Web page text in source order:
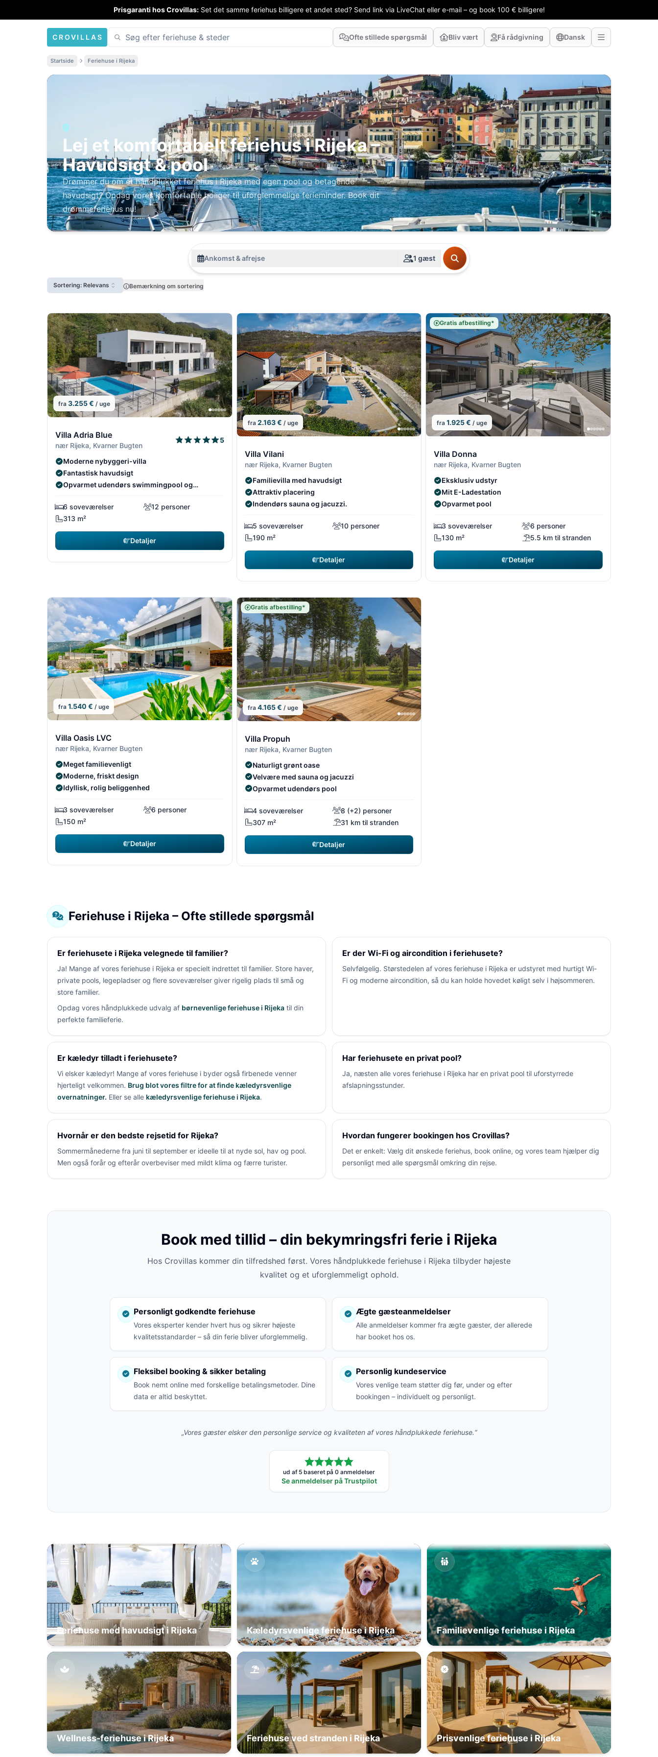
Prisgaranti hos Crovillas: Set det samme feriehus billigere et andet sted? Send link via LiveChat eller e-mail – og book 100 € billigere!
CROVILLAS Ofte stillede spørgsmål Bliv vært Få rådgivning Dansk
Startside Feriehuse i Rijeka
Lej et komfortabelt feriehus i Rijeka –
Havudsigt & pool
Drømmer du om et håndplukket feriehus i Rijeka med egen pool og betagende
havudsigt? Opdag vores komfortable boliger til uforglemmelige ferieminder. Book dit
drømmeferiehus nu!
Ankomst & afrejse 1 gæst
Sortering: Relevans Bemærkning om sortering
1/5 1/5 1/5
fra 3.255 € / uge
Villa Adria Blue
nær Rijeka, Kvarner Bugten
5
Moderne nybyggeri-villa
Fantastisk havudsigt
Opvarmet udendørs swimmingpool og
6 soveværelser
12 personer
313 m²
Detaljer
fra 2.163 € / uge
Villa Vilani
nær Rijeka, Kvarner Bugten
Familievilla med havudsigt
Attraktiv placering
Indendørs sauna og jacuzzi.
5 soveværelser
10 personer
190 m²
Detaljer
Gratis afbestilling*
fra1.925 € / uge
Villa Donna
nær Rijeka, Kvarner Bugten
Eksklusiv udstyr
Mit E-Ladestation
Opvarmet pool
3 soveværelser
6 personer
130 m²
5.5 km til stranden
Detaljer
fra 1.540 € / uge
Villa Oasis LVC
nær Rijeka, Kvarner Bugten
Meget familievenligt
Moderne, friskt design
Idyllisk, rolig beliggenhed
3 soveværelser
6 personer
150 m²
Detaljer
Gratis afbestilling*
fra 4.165 € / uge
Villa Propuh
nær Rijeka, Kvarner Bugten
Naturligt grønt oase
Velvære med sauna og jacuzzi
Opvarmet udendørs pool
4 soveværelser
8 (+2) personer
307 m²
31 km til stranden
Detaljer
Feriehuse i Rijeka – Ofte stillede spørgsmål
Er feriehusete i Rijeka velegnede til familier?
Ja! Mange af vores feriehuse i Rijeka er specielt indrettet til familier. Store haver,
private pools, legepladser og flere soveværelser giver rigelig plads til små og
store familier.
Opdag vores håndplukkede udvalg af børnevenlige feriehuse i Rijeka til din
perfekte familieferie.
Er der Wi-Fi og aircondition i feriehusete?
Selvfølgelig. Størstedelen af vores feriehuse i Rijeka er udstyret med hurtigt Wi-
Fi og moderne aircondition, så du kan holde hovedet køligt selv i højsommeren.
Er kæledyr tilladt i feriehusete?
Vi elsker kæledyr! Mange af vores feriehuse i byder også firbenede venner
hjerteligt velkommen. Brug blot vores filtre for at finde kæledyrsvenlige
overnatninger. Eller se alle kæledyrsvenlige feriehuse i Rijeka.
Har feriehusete en privat pool?
Ja, næsten alle vores feriehuse i Rijeka har en privat pool til uforstyrrede
afslapningsstunder.
Hvornår er den bedste rejsetid for Rijeka?
Sommermånederne fra juni til september er ideelle til at nyde sol, hav og pool.
Men også forår og efterår overbeviser med mildt klima og færre turister.
Hvordan fungerer bookingen hos Crovillas?
Det er enkelt: Vælg dit ønskede feriehus, book online, og vores team hjælper dig
personligt med alle spørgsmål omkring din rejse.
Book med tillid – din bekymringsfri ferie i Rijeka
Hos Crovillas kommer din tilfredshed først. Vores håndplukkede feriehuse i Rijeka tilbyder højeste
kvalitet og et uforglemmeligt ophold.
Personligt godkendte feriehuse
Vores eksperter kender hvert hus og sikrer højeste
kvalitetsstandarder – så din ferie bliver uforglemmelig.
Ægte gæsteanmeldelser
Alle anmeldelser kommer fra ægte gæster, der allerede
har booket hos os.
Fleksibel booking & sikker betaling
Book nemt online med forskellige betalingsmetoder. Dine
data er altid beskyttet.
Personlig kundeservice
Vores venlige team støtter dig før, under og efter
bookingen – individuelt og personligt.
„Vores gæster elsker den personlige service og kvaliteten af vores håndplukkede feriehuse.“
ud af 5 baseret på 0 anmeldelser
Se anmeldelser på Trustpilot
Feriehuse med havudsigt i Rijeka Kæledyrsvenlige feriehuse i Rijeka Familievenlige feriehuse i Rijeka
Wellness-feriehuse i Rijeka Feriehuse ved stranden i Rijeka Prisvenlige feriehuse i Rijeka